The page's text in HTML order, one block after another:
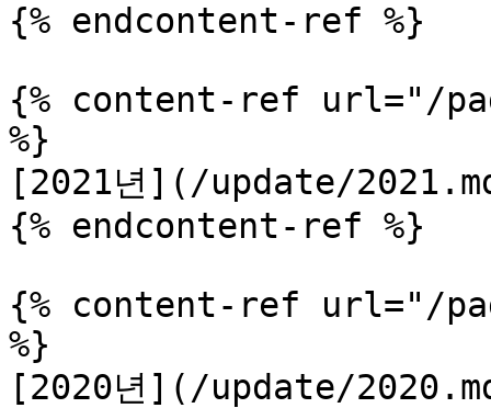
{% endcontent-ref %}
{% content-ref url="/
%}
[2021년](/update/
{% endcontent-ref %}
{% content-ref url="/
%}
[2020년](/update/